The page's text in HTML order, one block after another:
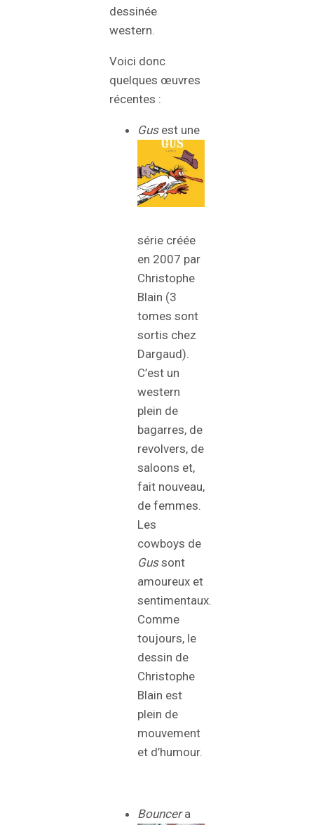
dessinée
western.
Voici donc
quelques œuvres
récentes :
Gusest une
série créée
en 2007 par
Christophe
Blain (3
tomes sont
sortis chez
Dargaud).
C’est un
western
plein de
bagarres, de
revolvers, de
saloons et,
fait nouveau,
de femmes.
Les
cowboys de
Gussont
amoureux et
sentimentaux.
Comme
toujours, le
dessin de
Christophe
Blain est
plein de
mouvement
et d’humour.
Bouncera